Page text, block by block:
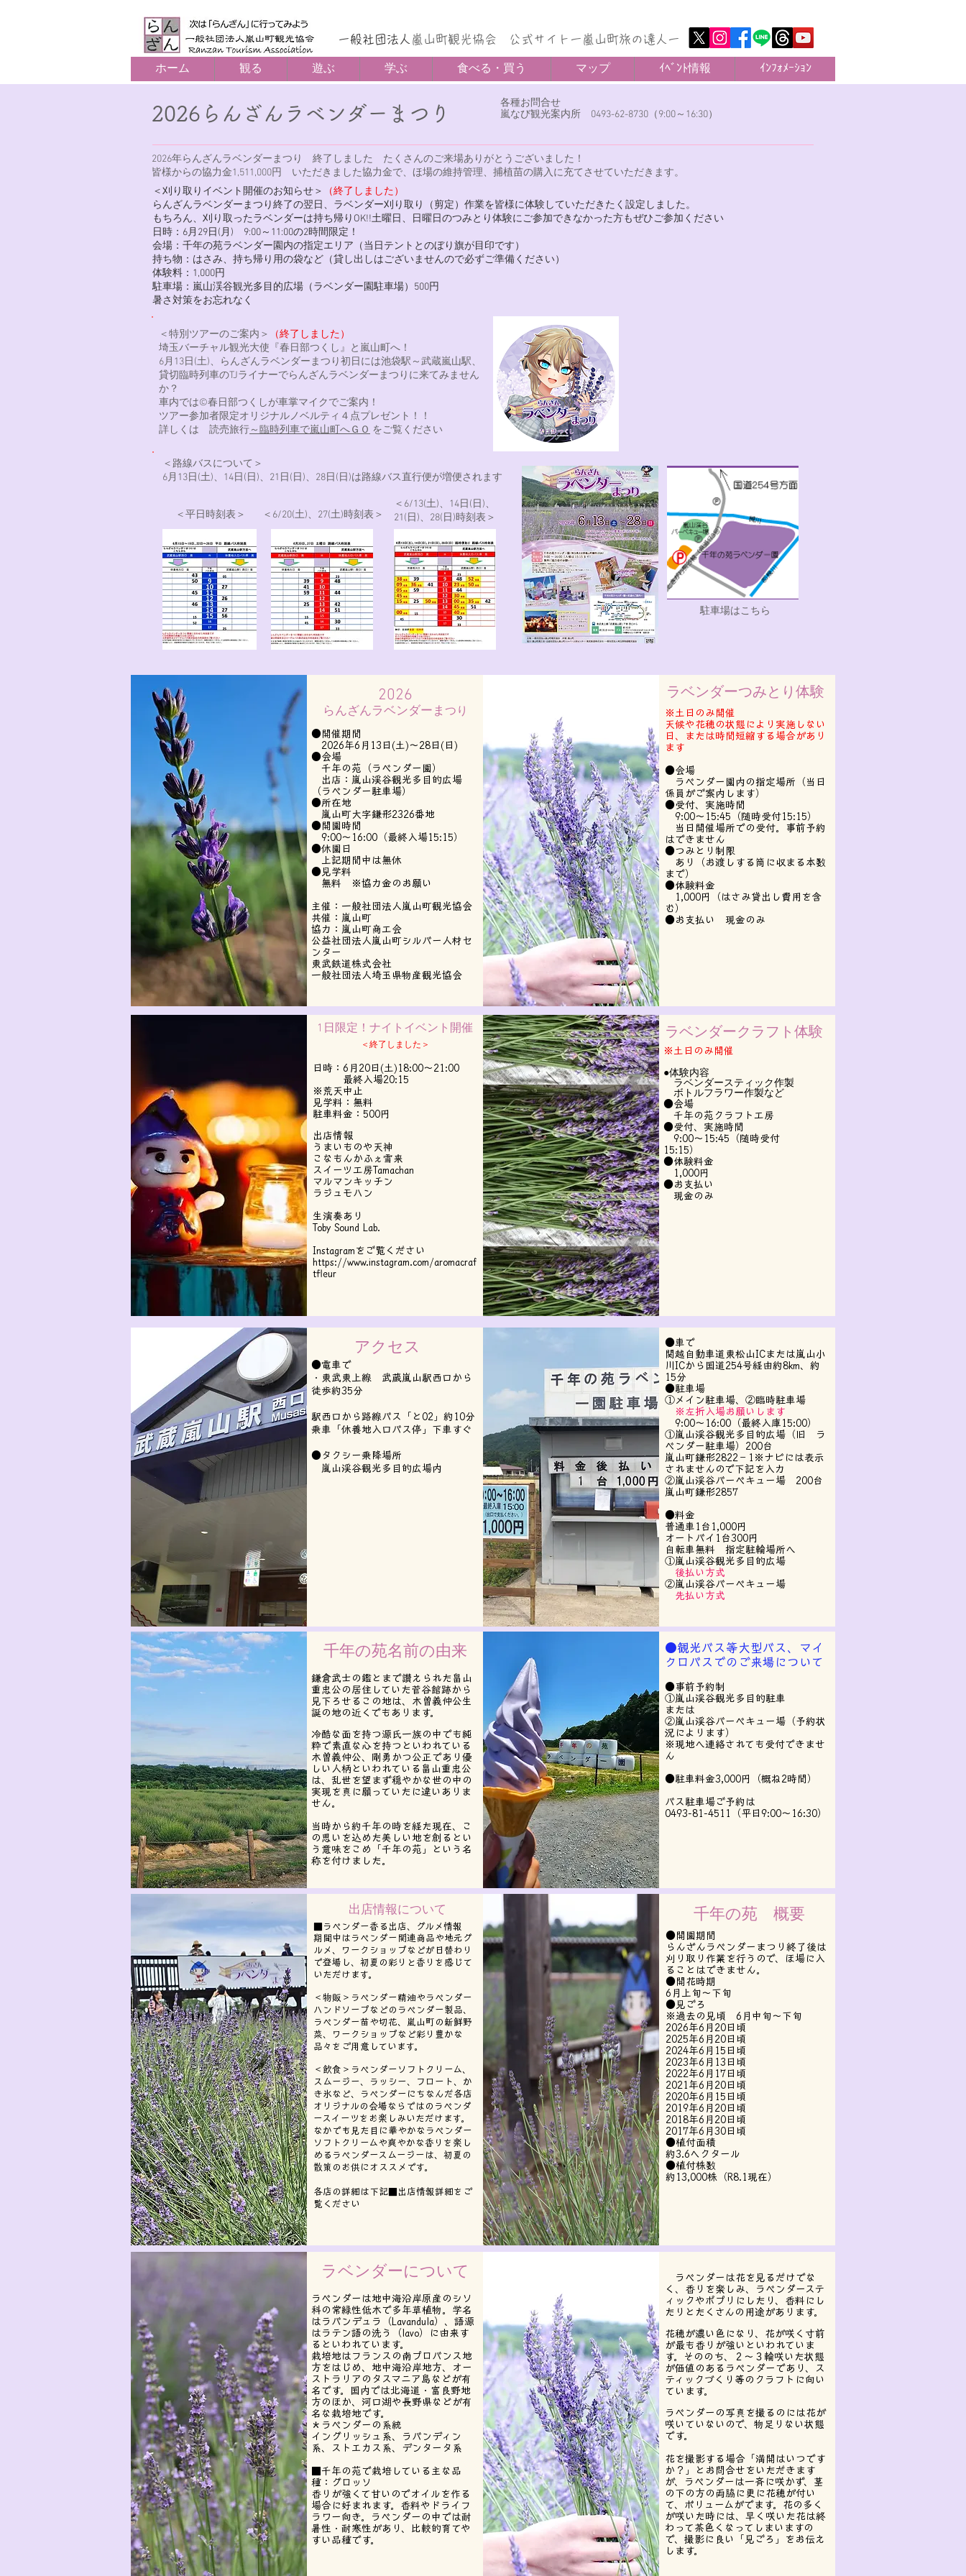
一般社団法人 嵐山町観光協会 公式サイトー嵐山町旅の達人ー
ホーム 観る 遊ぶ 学ぶ 食べる・買う マップ ｲﾍﾞﾝﾄ情報 ｲﾝﾌｫﾒｰｼｮﾝ
2026らんざんラベンダーまつり
各種お問合せ
​嵐なび観光案内所 0493-62-8730（9:00～16:30）
​2026年らんざんラベンダーまつり 終了しました たくさんのご来場ありがとうございました！
​皆様からの協力金1,511,000円 いただきました協力金で、ほ場の維持管理、捕植苗の購入に充てさせていただきます。
＜刈り取りイベント開催のお知らせ＞
（終了しました）
らんざんラベンダーまつり終了の翌日、ラベンダー刈り取り（剪定）作業を皆様に体験していただきたく設定しました。
もちろん、刈り取ったラベンダーは持ち帰りOK!!土曜日、日曜日のつみとり体験にご参加できなかった方もぜひご参加ください
日時：6月29日(月) 9:00～11:00の2時間限定！
会場：千年の苑ラベンダー園内の指定エリア（当日テントとのぼり旗が目印です）
持ち物：はさみ、持ち帰り用の袋など（貸し出しはございませんので必ずご準備ください）
体験料：1,000円
​駐車場：嵐山渓谷観光多目的広場（ラベンダー園駐車場）500円
​暑さ対策をお忘れなく
＜特別ツアーのご案内＞
（終了しました）
埼玉バーチャル観光大使『春日部つくし』と嵐山町へ！
6月13日(土)、らんざんラベンダーまつり初日には池袋駅～武蔵嵐山駅、
貸切臨時列車のTJライナーでらんざんラベンダーまつりに来てみません
か？
車内では©春日部つくしが車掌マイクでご案内！
ツアー参加者限定オリジナルノベルティ４点プレゼント！！
詳しくは 読売旅行～臨時列車で嵐山町へＧＯ をご覧ください
＜路線バスについて＞
6月13日(土)、14日(日)、21日(日)、28日(日)は路線バス直行便が増便されます
＜平日時刻表＞ ＜6/20(土)、27(土)時刻表＞
＜6/13(土)、14日(日)、
21(日)、28(日)時刻表＞
駐車場はこちら
​2026
らんざんラベンダーまつり
●開催期間
2026年6月13日(土)～28日(日)
​●会場
千年の苑（ラベンダー園）
出店：嵐山渓谷観光多目的広場
（ラベンダー駐車場）
​●所在地
嵐山町大字鎌形2326番地
​●開園時間
9:00～16:00（最終入場15:15）
​●休園日
上記期間中は無休
​●見学料
無料 ※協力金のお願い​
主催：一般社団法人嵐山町観光協会
共催：嵐山町
協力：嵐山町商工会
公益社団法人嵐山町シルバー人材セ
ンター
東武鉄道株式会社
​一般社団法人埼玉県物産観光協会
ラベンダーつみとり体験
※土日のみ開催
天候や花穂の状態により実施しない
日、または時間短縮する場合があり
ます
●会場
ラベンダー園内の指定場所（当日
係員がご案内します）
●受付、実施時間
9:00～15:45（随時受付15:15）
当日開催場所での受付。事前予約
はできません
●つみとり制限
あり（お渡しする筒に収まる本数
まで）
●体験料金
1,000円（はさみ貸出し費用を含
む）
●お支払い 現金のみ
​1日限定！​ナイトイベント開催
＜終了しました＞
日時：6月20日(土)18:00～21:00
最終入場20:15
※荒天中止
見学料：無料
駐車料金：500円
出店情報
うまいものや天神
こなもんかふぇ雪来
スイーツ工房Tamachan​
マルマンキッチン
ラジュモハン
生演奏あり
​Toby Sound Lab.
​Instagramをご覧ください
https://www.instagram.com/aromacraf
tfleur
※土日のみ開催
●体験内容
ラベンダースティック作製
ボトルフラワー作製など
●会場
千年の苑クラフト工房
●受付、実施時間
9:00～15:45（随時受付
15:15）
●体験料金
1,000円
●お支払い
現金のみ
​ラベンダークラフト体験
アクセス
●電車で
​・東武東上線 武蔵嵐山駅西口から
徒歩約35分
駅西口から路線バス「と02」約10分
乗車「休養地入口バス停」下車すぐ
●タクシー乗降場所
嵐山渓谷観光多目的広場内
●車で
関越自動車道東松山ICまたは嵐山小
川ICから国道254号経由約8km、約
15分
●駐車場
①メイン駐車場、②臨時駐車場
※左折入場お願いします
​ 9:00～16:00（最終入庫15:00）
①嵐山渓谷観光多目的広場（旧 ラ
ベンダー駐車場）200台
嵐山町鎌形2822－1※ナビには表示
されませんので下記を入力
②嵐山渓谷バーベキュー場 200台
嵐山町鎌形2857
●料金
普通車1台1,000円
オートバイ1台300円
自転車無料 指定駐輪場所へ
①嵐山渓谷観光多目的広場
後払い方式
②嵐山渓谷バーベキュー場
先払い方式
千年の苑名前の由来
鎌倉武士の鑑とまで讃えられた畠山
重忠公の居住していた菅谷館跡から
見下ろせるこの地は、木曽義仲公生
誕の地の近くでもあります。
冷酷な面を持つ源氏一族の中でも純
粋で素直な心を持つといわれている
木曽義仲公、剛勇かつ公正であり優
しい人柄といわれている畠山重忠公
は、乱世を望まず穏やかな世の中の
実現を真に願っていたに違いありま
せん。
当時から約千年の時を経た現在、こ
の思いを込めた美しい地を創るとい
う意味をこめ「千年の苑」という名
称を付けました。​
●観光バス等大型バス、マイ
クロバスでのご来場について
●事前予約制
①嵐山渓谷観光多目的駐車
または
②嵐山渓谷バーベキュー場（予約状
況によります）
※現地へ連絡されても受付できませ
ん
●駐車料金3,000円（概ね2時間）
バス駐車場ご予約は
0493-81-4511（平日9:00～16:30）
出店情報について
■ラベンダー香る出店、グルメ情報
期間中はラベンダー関連商品や地元グ
ルメ、ワークショップなどが日替わり
で登場し、初夏の彩りと香りを感じて
いただけます。
＜物販＞ラベンダー精油やラベンダー
ハンドソープなどのラベンダー製品、
ラベンダー苗や切花、嵐山町の新鮮野
菜、ワークショップなど彩り豊かな
品々をご用意しています。
＜飲食＞ラベンダーソフトクリーム、
スムージー、ラッシー、フロート、か
き氷など、ラベンダーにちなんだ各店
オリジナルの会場ならではのラベンダ
ースイーツをお楽しみいただけます。
なかでも見た目に華やかなラベンダー
ソフトクリームや爽やかな香りを楽し
めるラベンダースムージーは、初夏の
散策のお供にオススメです。
​各店の詳細は下記■出店情報詳細をご
覧ください
千年の苑 概要
●開園期 間
らんざんラベンダーまつり終了後は
刈り取り作業を行うので、ほ場に入
ることはできません。
​●開花時期
6月上旬～下旬
​●見ごろ
※過去の見頃 6月中旬～下旬
​2026年6月20日頃
2025年6月20日頃
2024年6月15日頃
2023年6月13日頃
2022年6月17日頃
2021年6月20日頃
2020年6月15日頃
2019年6月20日頃
2018年6月20日頃
2017年6月30日頃
●植付面積
約3.6ヘクタール
​●植付株数
​約13,000株（R8.1現在）
ラベンダーについて
ラベンダーは地中海沿岸原産のシソ
科の常緑性低木で多年草植物。学名
はラバンデュラ（Lavandula）、語源
はラテン語の洗う（lavo）に由来す
るといわれています。
栽培地はフランスの南プロバンス地
方をはじめ、地中海沿岸地方、オー
ストラリアのタスマニア島などが有
名です。国内では北海道・富良野地
方のほか、河口湖や長野県などが有
名な栽培地です。
＊ラベンダーの系統
イングリッシュ系、ラバンディン
系、ストエカス系、デンタータ系
■千年の苑で栽培している主な品
種：グロッソ
香りが強くて甘いのでオイルを作る
場合に好まれます。香料やドライフ
ラワー向き。ラベンダーの中では耐
暑性・耐寒性があり、比較的育てや
すい品種です。
ラベンダーは花を見るだけでな
く、香りを楽しみ、ラベンダーステ
ィックやポプリにしたり、香料にし
たりとたくさんの用途があります。
花穂が濃い色になり、花が咲く寸前
が最も香りが強いといわれていま
す。そののち、２～３輪咲いた状態
が価値のあるラベンダーであり、ス
ティックづくり等のクラフトに向い
ています。
ラベンダーの写真を撮るのには花が
咲いていないので、物足りない状態
です。
花を撮影する場合「満開はいつです
か？」とお問合せをいただきます
が、ラベンダーは一斉に咲かず、茎
の下の方の両脇に更に花穂が付い
て、ボリュームがでます。花の多く
が咲いた時には、早く咲いた花は終
わって茶色くなってしまいますの
で、撮影に良い「見ごろ」をお伝え
します。